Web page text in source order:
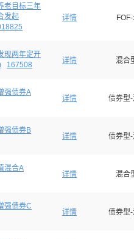
老目标三年
发起
详情
现两年定开
167508 详情 混合
强债券A
详情 债券型
强债券B
详情 债券型
混合A
详情 混合
强债券C
详情 债券型